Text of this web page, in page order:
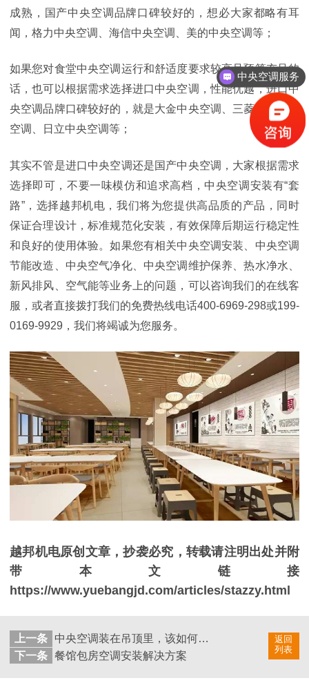
成熟，国产中央空调品牌口碑较好的，想必大家都略有耳
闻，格力中央空调、海信中央空调、美的中央空调等；
如果您对食堂中央空调运行和舒适度要求较高且预算充足的
话，也可以根据需求选择进口中央空调，性能优越，进口中
央空调品牌口碑较好的，就是大金中央空调、三菱电机中央
空调、日立中央空调等；
其实不管是进口中央空调还是国产中央空调，大家根据需求
选择即可，不要一味模仿和追求高档，中央空调安装有“套
路”，选择越邦机电，我们将为您提供高品质的产品，同时
保证合理设计，标准规范化安装，有效保障后期运行稳定性
和良好的使用体验。如果您有相关中央空调安装、中央空调
节能改造、中央空气净化、中央空调维护保养、热水净水、
新风排风、空气能等业务上的问题，可以咨询我们的在线客
服，或者直接拨打我们的免费热线电话400-6969-298或199-
0169-9929，我们将竭诚为您服务。
越邦机电原创文章，抄袭必究，转载请注明出处并附
带本文链接
https://www.yuebangjd.com/articles/stazzy.html
返回
列表
上一条
中央空调装在吊顶里，该如何维护呢？
下一条 餐馆包房空调安装解决方案
中央空调服务